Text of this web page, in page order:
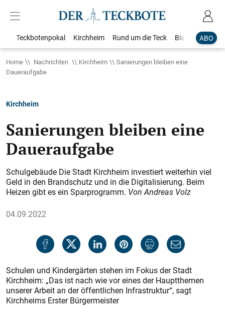
ABO
Teckbotenpokal Kirchheim Rund um die Teck Blaulicht
Home Nachrichten Kirchheim
Sanierungen bleiben eine
Daueraufgabe
Kirchheim
Sanierungen bleiben eine
Daueraufgabe
Schulgebäude Die Stadt Kirchheim inves­tiert weiterhin viel
Geld in den Brandschutz und in die Digitalisierung. Beim
Heizen gibt es ein Sparprogramm. Von Andreas Volz
04.09.2022
Schulen und Kindergärten stehen im Fokus der Stadt
Kirchheim: „Das ist nach wie vor eines der Hauptthemen
unserer Arbeit an der öffentlichen Infrastruktur“, sagt
Kirchheims Erster Bürgermeister